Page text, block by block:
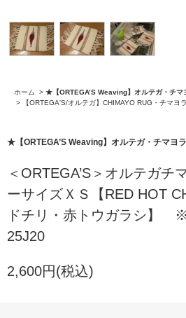
ホーム > ★【ORTEGA’S Weaving】オルテガ・チマ
>
【ORTEGA'S/オルテガ】CHIMAYO RUG・チマヨ
★【ORTEGA’S Weaving】オルテガ・チマヨ
＜ORTEGA’S＞オルテガ
ーサイズＸＳ【RED HOT
ドチリ・赤トウガラシ】
25J20
2,600円(税込)